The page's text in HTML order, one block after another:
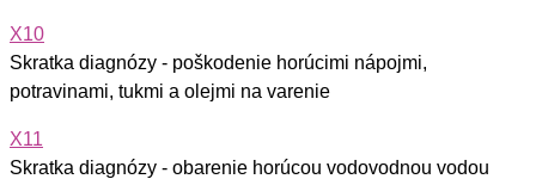
X10
Skratka diagnózy - poškodenie horúcimi nápojmi,
potravinami, tukmi a olejmi na varenie
X11
Skratka diagnózy - obarenie horúcou vodovodnou vodou